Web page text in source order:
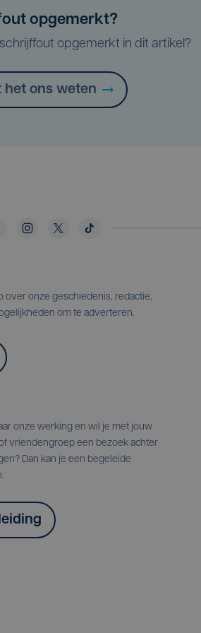
opgemerkt?
opgemerkt in dit artikel?
het ons weten
over onze geschiedenis, redactie,
om te adverteren.
onze werking en wil je met jouw
vriendengroep een bezoek achter
Dan kan je een begeleide